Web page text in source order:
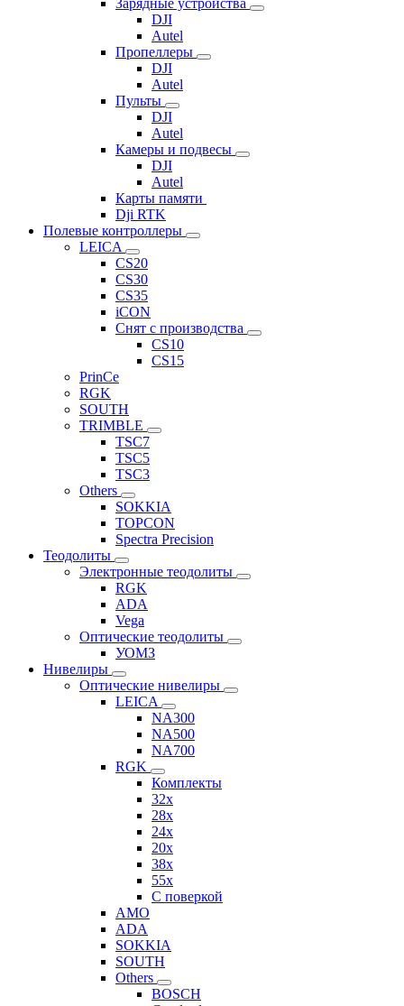
DJI
Autel
Пропеллеры
DJI
Autel
Пульты
DJI
Autel
Камеры и подвесы
DJI
Autel
Карты памяти
Dji RTK
Полевые контроллеры
LEICA
CS20
CS30
CS35
iCON
Снят с производства
CS10
CS15
PrinCe
RGK
SOUTH
TRIMBLE
TSC7
TSC5
TSC3
Others
SOKKIA
TOPCON
Spectra Precision
Теодолиты
Электронные теодолиты
RGK
ADA
Vega
Оптические теодолиты
УОМЗ
Нивелиры
Оптические нивелиры
LEICA
NA300
NA500
NA700
RGK
Комплекты
32x
28x
24x
20x
38x
55x
C поверкой
AMO
ADA
SOKKIA
SOUTH
Others
BOSCH